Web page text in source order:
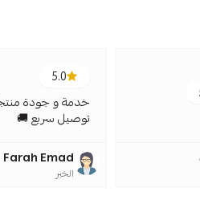
خدمة و جودة منتجات ممتازة و
Farah Emad